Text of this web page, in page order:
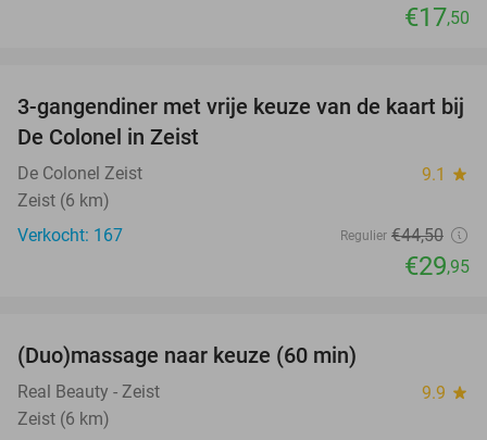
€17,50
33%
3-gangendiner met vrije keuze van de kaart bij
De Colonel in Zeist
De Colonel Zeist 9.1 star
Zeist (6 km)
Verkocht: 167
Regulier €44,50
€29,95
(Duo)massage naar keuze (60 min)
Real Beauty - Zeist 9.9 star
Zeist (6 km)